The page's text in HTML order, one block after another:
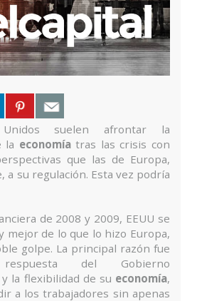
suelen afrontar la
la economíatras las crisis con
que las de Europa,
a su regulación. Esta vez podría
de 2008 y 2009, EEUU se
mejor de lo que lo hizo Europa,
golpe. La principal razón fue
del Gobierno
la flexibilidad de su economía,
a los trabajadores sin apenas